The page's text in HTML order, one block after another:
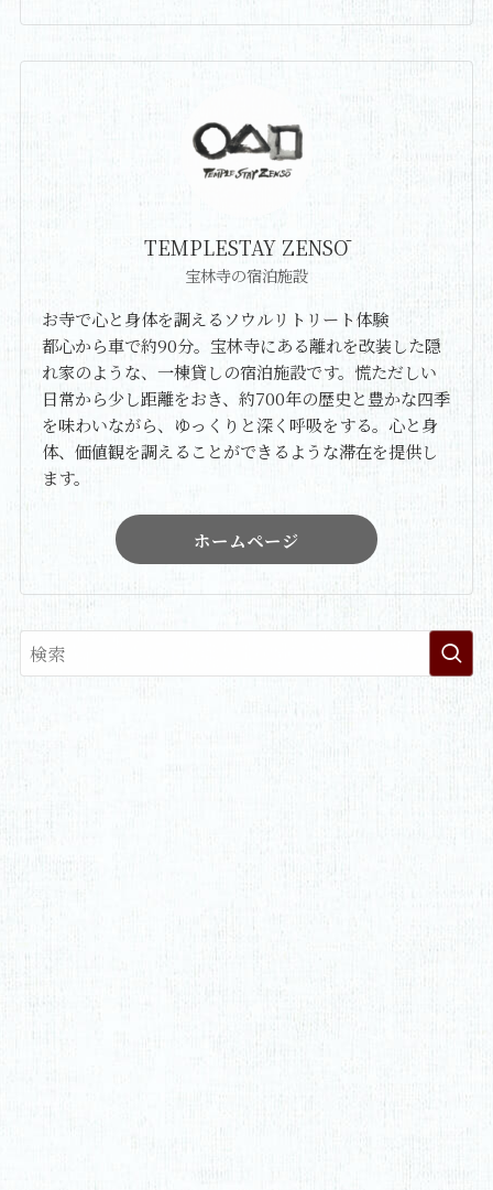
TEMPLESTAY ZENSŌ
宝林寺の宿泊施設
お寺で心と身体を調えるソウルリトリート体験
都心から車で約90分。宝林寺にある離れを改装した隠
れ家のような、一棟貸しの宿泊施設です。慌ただしい
日常から少し距離をおき、約700年の歴史と豊かな四季
を味わいながら、ゆっくりと深く呼吸をする。心と身
体、価値観を調えることができるような滞在を提供し
ます。
ホームページ